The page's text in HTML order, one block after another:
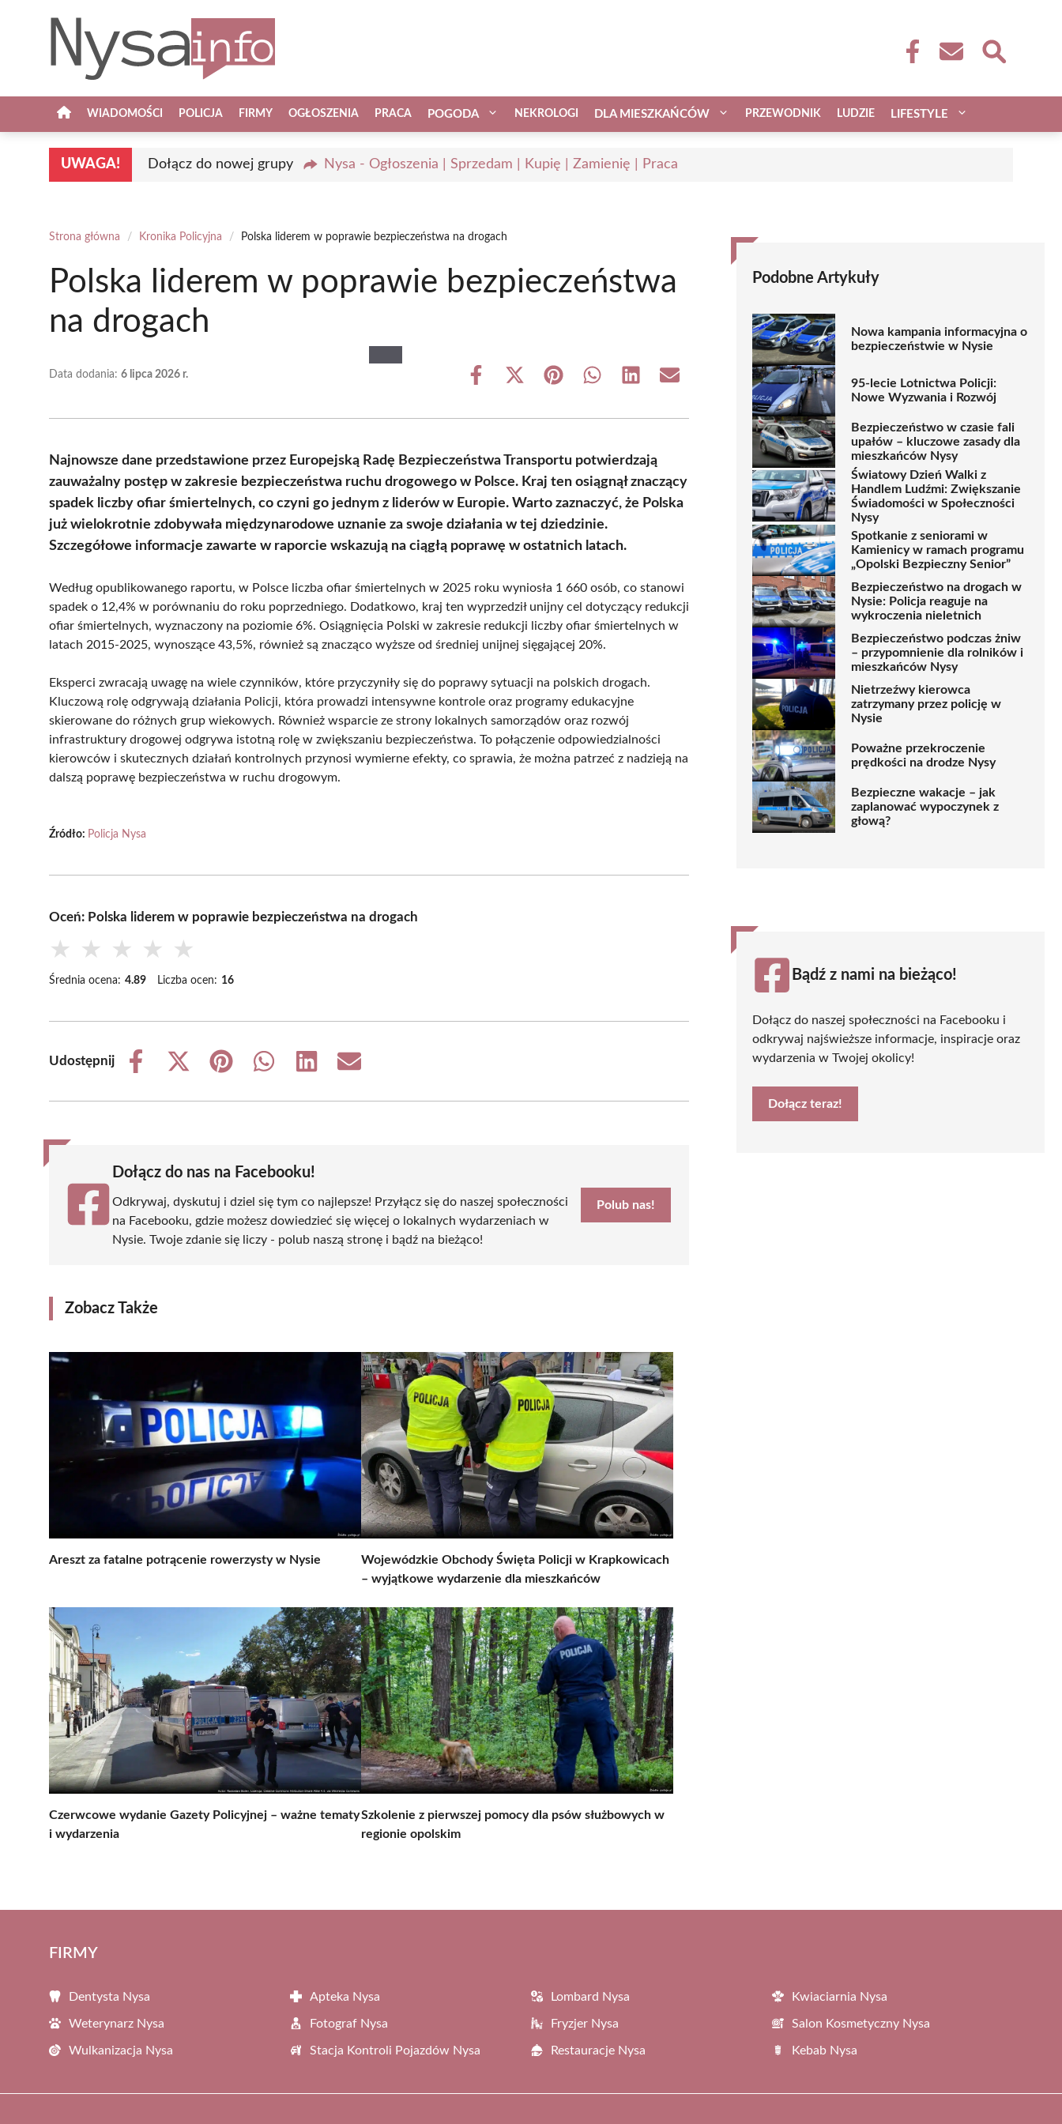
WIADOMOŚCI POLICJA FIRMY OGŁOSZENIA PRACA POGODA NEKROLOGI DLA MIESZKAŃCÓW PRZEWODNIK LUDZIE LIFESTYLE
UWAGA! Dołącz do nowej grupy Nysa - Ogłoszenia | Sprzedam | Kupię | Zamienię | Praca
Strona główna / Kronika Policyjna / Polska liderem w poprawie bezpieczeństwa na drogach
Polska liderem w poprawie bezpieczeństwa
na drogach
Data dodania: 6 lipca 2026 r.
Share
Share
(Twitter)
Share Share Share Share
Najnowsze dane przedstawione przez Europejską Radę Bezpieczeństwa Transportu potwierdzają
zauważalny postęp w zakresie bezpieczeństwa ruchu drogowego w Polsce. Kraj ten osiągnął znaczący
spadek liczby ofiar śmiertelnych, co czyni go jednym z liderów w Europie. Warto zaznaczyć, że Polska
już wielokrotnie zdobywała międzynarodowe uznanie za swoje działania w tej dziedzinie.
Szczegółowe informacje zawarte w raporcie wskazują na ciągłą poprawę w ostatnich latach.
Według opublikowanego raportu, w Polsce liczba ofiar śmiertelnych w 2025 roku wyniosła 1 660 osób, co stanowi
spadek o 12,4% w porównaniu do roku poprzedniego. Dodatkowo, kraj ten wyprzedził unijny cel dotyczący redukcji
ofiar śmiertelnych, wyznaczony na poziomie 6%. Osiągnięcia Polski w zakresie redukcji liczby ofiar śmiertelnych w
latach 2015-2025, wynoszące 43,5%, również są znacząco wyższe od średniej unijnej sięgającej 20%.
Eksperci zwracają uwagę na wiele czynników, które przyczyniły się do poprawy sytuacji na polskich drogach.
Kluczową rolę odgrywają działania Policji, która prowadzi intensywne kontrole oraz programy edukacyjne
skierowane do różnych grup wiekowych. Również wsparcie ze strony lokalnych samorządów oraz rozwój
infrastruktury drogowej odgrywa istotną rolę w zwiększaniu bezpieczeństwa. To połączenie odpowiedzialności
kierowców i skutecznych działań kontrolnych przynosi wymierne efekty, co sprawia, że można patrzeć z nadzieją na
dalszą poprawę bezpieczeństwa w ruchu drogowym.
Źródło: Policja Nysa
Oceń: Polska liderem w poprawie bezpieczeństwa na drogach
★ ★ ★ ★ ★
Średnia ocena: 4.89 Liczba ocen: 16
Udostępnij
Share
Share
(Twitter)
Share
Share
Share
Share
Dołącz do nas na Facebooku!
Odkrywaj, dyskutuj i dziel się tym co najlepsze! Przyłącz się do naszej społeczności
na Facebooku, gdzie możesz dowiedzieć się więcej o lokalnych wydarzeniach w
Nysie. Twoje zdanie się liczy - polub naszą stronę i bądź na bieżąco!
Polub nas!
Zobacz Także
Areszt za fatalne potrącenie rowerzysty w Nysie
Wojewódzkie Obchody Święta Policji w Krapkowicach
– wyjątkowe wydarzenie dla mieszkańców
Czerwcowe wydanie Gazety Policyjnej – ważne tematy
i wydarzenia
Szkolenie z pierwszej pomocy dla psów służbowych w
regionie opolskim
Podobne Artykuły
Nowa kampania informacyjna o
bezpieczeństwie w Nysie
95-lecie Lotnictwa Policji:
Nowe Wyzwania i Rozwój
Bezpieczeństwo w czasie fali
upałów – kluczowe zasady dla
mieszkańców Nysy
Światowy Dzień Walki z
Handlem Ludźmi: Zwiększanie
Świadomości w Społeczności
Nysy
Spotkanie z seniorami w
Kamienicy w ramach programu
„Opolski Bezpieczny Senior”
Bezpieczeństwo na drogach w
Nysie: Policja reaguje na
wykroczenia nieletnich
Bezpieczeństwo podczas żniw
– przypomnienie dla rolników i
mieszkańców Nysy
Nietrzeźwy kierowca
zatrzymany przez policję w
Nysie
Poważne przekroczenie
prędkości na drodze Nysy
Bezpieczne wakacje – jak
zaplanować wypoczynek z
głową?
Bądź z nami na bieżąco!
Dołącz do naszej społeczności na Facebooku i
odkrywaj najświeższe informacje, inspiracje oraz
wydarzenia w Twojej okolicy!
Dołącz teraz!
FIRMY
Dentysta Nysa Apteka Nysa Lombard Nysa Kwiaciarnia Nysa
Weterynarz Nysa Fotograf Nysa Fryzjer Nysa Salon Kosmetyczny Nysa
Wulkanizacja Nysa Stacja Kontroli Pojazdów Nysa Restauracje Nysa Kebab Nysa